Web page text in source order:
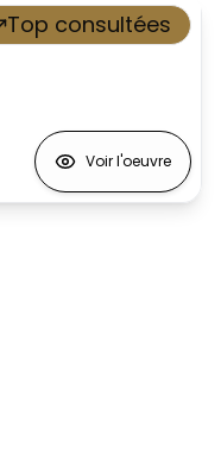
Top consultées
Voir l'oeuvre